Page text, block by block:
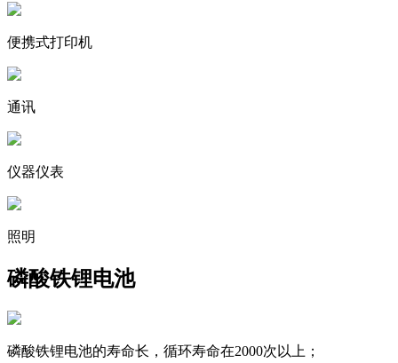
便携式打印机
通讯
仪器仪表
照明
磷酸铁锂电池
磷酸铁锂电池的寿命长，循环寿命在2000次以上；